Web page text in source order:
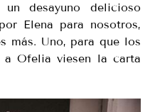
desayuno delicioso
Elena para nosotros,
más. Uno, para que los
a Ofelia viesen la carta